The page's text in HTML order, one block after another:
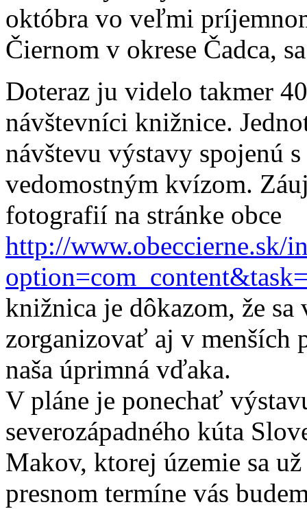
októbra vo veľmi
Čiernom v okrese Čadca,
Doteraz ju videlo takmer
návštevníci knižnice.
návštevu výstavy spojenú
vedomostným kvízom.
fotografií na stránke obce
http://www.obeccierne.sk/
knižnica je dôkazom, že
zorganizovať aj v menších
naša úprimná vďaka.
V pláne je ponechať
severozápadného kúta
Makov, ktorej územie sa
presnom termíne vás